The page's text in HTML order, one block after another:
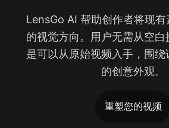
LensGo AI 帮助创作者将现
的视觉方向。用户无需从空
是可以从原始视频入手，围
的创意外观。
重塑您的视频